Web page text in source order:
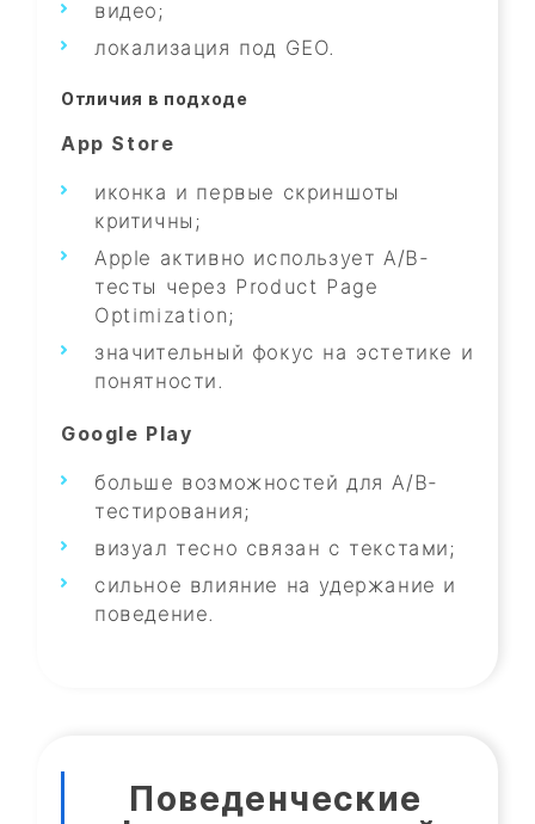
видео;
локализация под GEO.
Отличия в подходе
App Store
иконка и первые скриншоты
критичны;
Apple активно использует A/B-
тесты через Product Page
Optimization;
значительный фокус на эстетике и
понятности.
Google Play
больше возможностей для A/B-
тестирования;
визуал тесно связан с текстами;
сильное влияние на удержание и
поведение.
Поведенческие